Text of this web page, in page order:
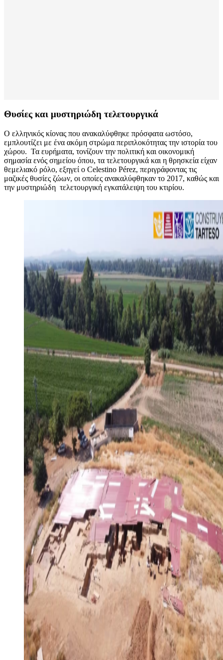
Θυσίες και μυστηριώδη τελετουργικά
Ο ελληνικός κίονας που ανακαλύφθηκε πρόσφατα ωστόσο,
εμπλουτίζει με ένα ακόμη στρώμα περιπλοκότητας την ιστορία του
χώρου. Τα ευρήματα, τονίζουν την πολιτική και οικονομική
σημασία ενός σημείου όπου, τα τελετουργικά και η θρησκεία είχαν
θεμελιακό ρόλο, εξηγεί ο Celestino Pérez, περιγράφοντας τις
μαζικές θυσίες ζώων, οι οποίες ανακαλύφθηκαν το 2017, καθώς και
την μυστηριώδη τελετουργική εγκατάλειψη του κτιρίου.